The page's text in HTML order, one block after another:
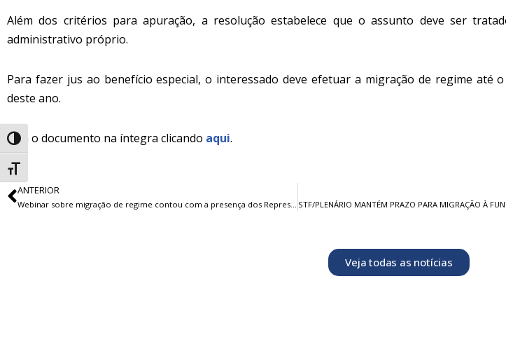
Alternar alto contraste
Alternar tamanho da fonte
Além dos critérios para apuração, a resolução estabelece que o assunto deve ser
administrativo próprio.
Para fazer jus ao benefício especial, o interessado deve efetuar a migração de regime até
deste ano.
Leia o documento na íntegra clicando aqui.
ANTERIOR
Veja todas as notícias